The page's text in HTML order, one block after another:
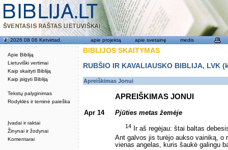
Apie Bibliją
Lietuviški vertimai
Kaip skaityti Bibliją
Kaip įsigyti Bibliją
Tekstų palyginimas
Rodyklės ir teminė paieška
Įvadai ir raktai
Žinynai ir žodynai
Komentarai
2026 08 06 Ketvirtad. apie projektą apie svetainę medis
BIBLIJOS SKAITYMAS
RUBŠIO IR KAVALIAUSKO BIBLIJA,
Apreiškimas Jonui
APREIŠKIMAS JONUI
Apr 14 Pjūties metas žemėje
14 Ir aš regėjau: štai baltas
Ant galvos jis turėjo aukso vainiką, o
vienas angelas, kuris šaukė galingu